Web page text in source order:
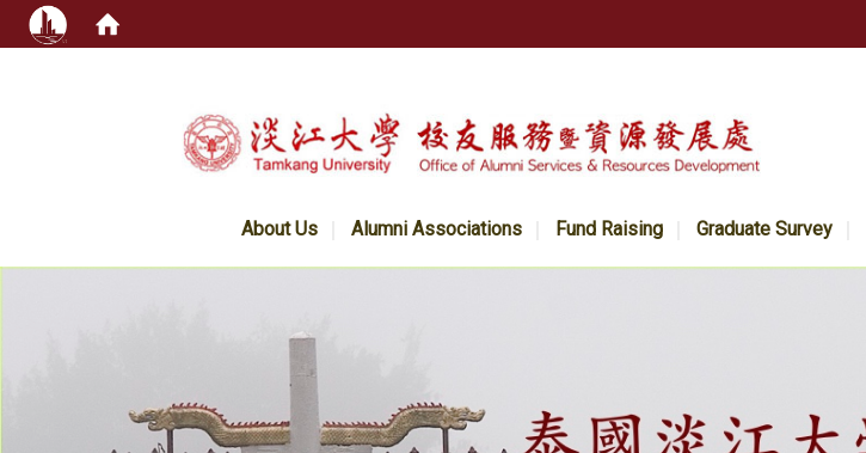
About Us Alumni Associations Fund Raising Graduate Survey